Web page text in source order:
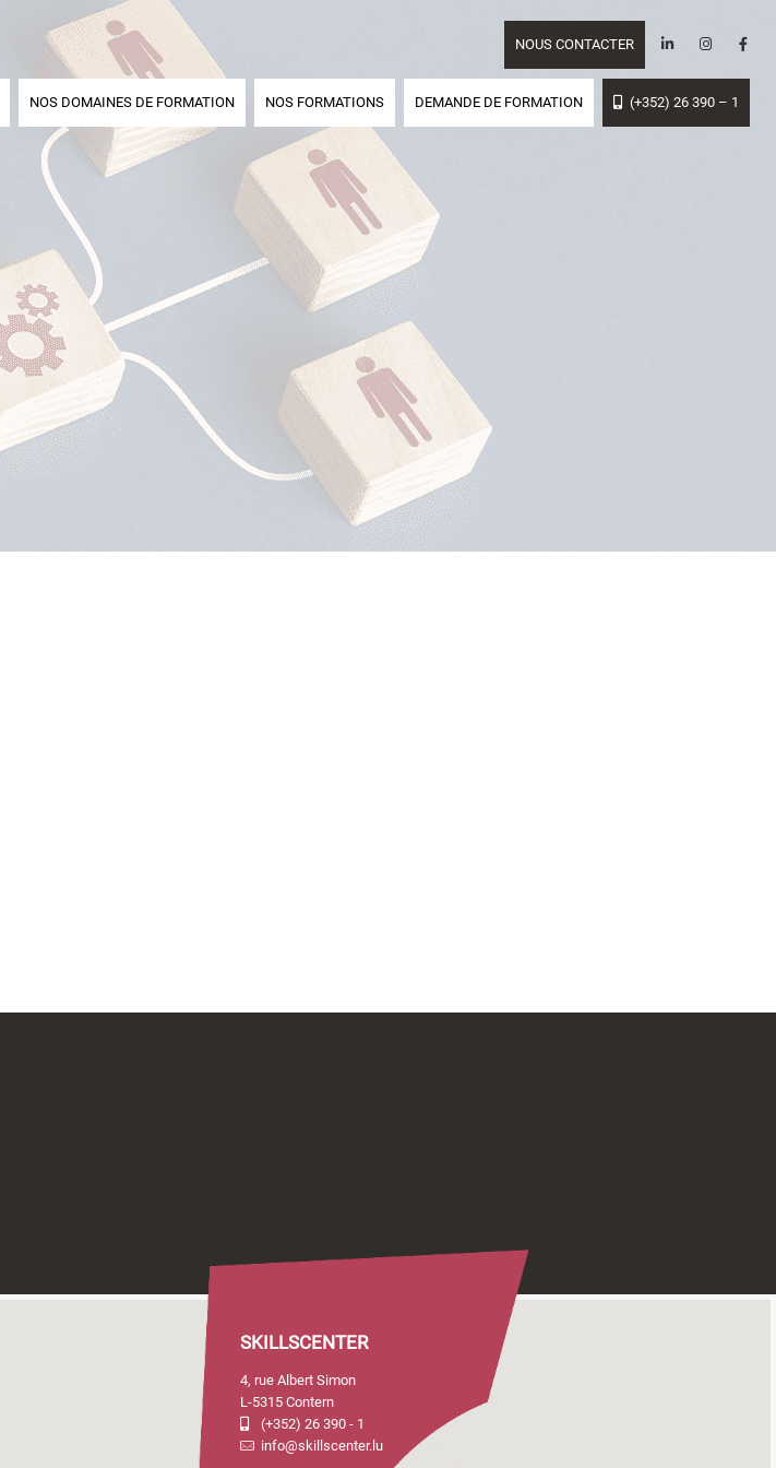
NOUS CONTACTER
NOS DOMAINES DE FORMATION NOS FORMATIONS DEMANDE DE FORMATION (+352) 26 390 – 1
SKILLSCENTER
4, rue Albert Simon
L-5315 Contern
(+352) 26 390 - 1
info@skillscenter.lu